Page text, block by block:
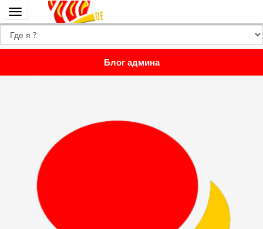
Переключить
навигацию
Блог админа